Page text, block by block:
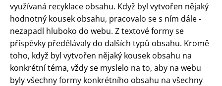
využívaná recyklace obsahu. Když byl vytvořen nějaký
hodnotný kousek obsahu, pracovalo se s ním dále -
nezapadl hluboko do webu. Z textové formy se
příspěvky předělávaly do dalších typů obsahu. Kromě
toho, když byl vytvořen nějaký kousek obsahu na
konkrétní téma, vždy se myslelo na to, aby na webu
byly všechny formy konkrétního obsahu na všechny